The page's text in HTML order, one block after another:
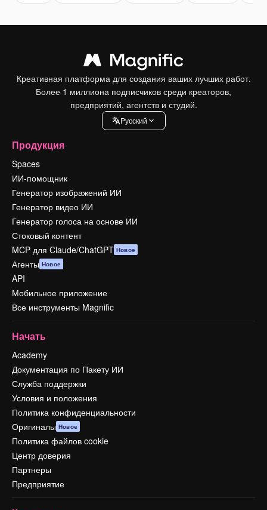
Креативная платформа для создания ваших лучших работ.
Более 1 миллиона подписчиков среди креаторов,
предприятий, агентств и студий.
Pусский
Продукция
Spaces
ИИ-помощник
Генератор изображений ИИ
Генератор видео ИИ
Генератор голоса на основе ИИ
Стоковый контент
MCP для Claude/ChatGPT Новое
Агенты Новое
API
Мобильное приложение
Все инструменты Magnific
Начать
Academy
Документация по Пакету ИИ
Служба поддержки
Условия и положения
Политика конфиденциальности
Оригиналы Новое
Политика файлов cookie
Центр доверия
Партнеры
Предприятие